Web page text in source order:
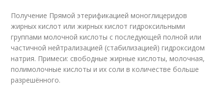
Получение Прямой этерификацией моноглицеридов
жирных кислот или жирных кислот гидроксильными
группами молочной кислоты с последующей полной или
частичной нейтрализацией (стабили­зацией) гидроксидом
натрия. Примеси: свободные жирные кис­лоты, молочная,
полимолочные кислоты и их соли в ко­личестве больше
разрешённого.